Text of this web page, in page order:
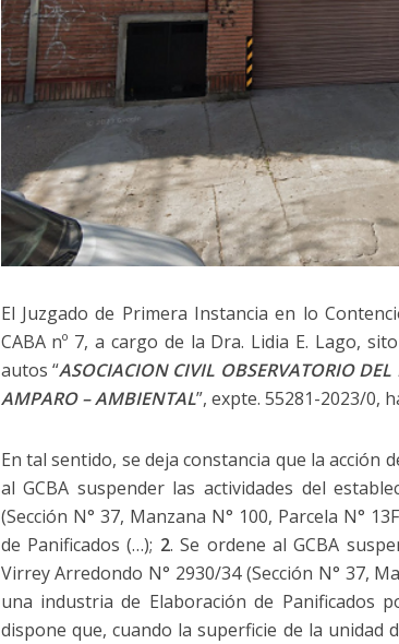
El Juzgado de Primera Instancia en lo
CABA nº 7, a cargo de la Dra. Lidia E. Lago,
autos “ASOCIACION CIVIL OBSERVATORIO
AMPARO – AMBIENTAL”, expte. 55281-2023/0,
En tal sentido, se deja constancia que la acción
al GCBA suspender las actividades del
(Sección N° 37, Manzana N° 100, Parcela N°
de Panificados (…); 2. Se ordene al GCBA
Virrey Arredondo N° 2930/34 (Sección N° 37,
una industria de Elaboración de Panificados
dispone que, cuando la superficie de la unidad